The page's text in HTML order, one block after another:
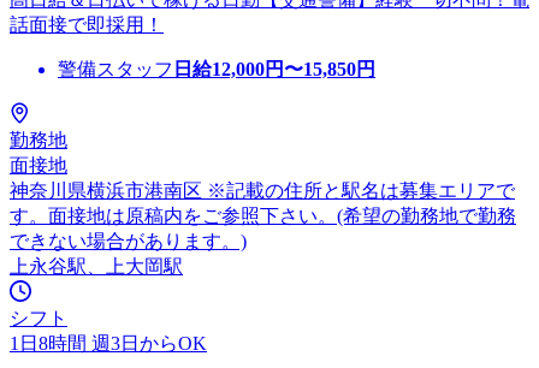
話面接で即採用！
警備スタッフ 日給12,000円〜15,850円
勤務地
面接地
神奈川県横浜市港南区 ※記載の住所と駅名は募集エリアで
す。面接地は原稿内をご参照下さい。(希望の勤務地で勤務
できない場合があります。)
上永谷駅、上大岡駅
シフト
1日8時間 週3日からOK